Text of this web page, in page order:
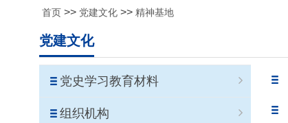
首页 >> 党建文化 >> 精神基地
党建文化
党史学习教育材料
组织机构